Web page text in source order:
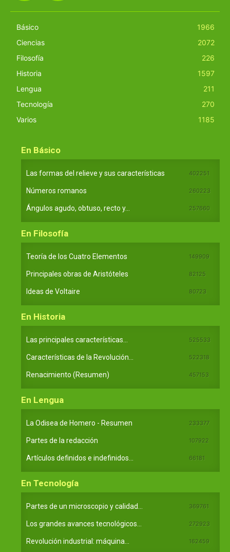
Básico
1966
Ciencias
2072
Filosofía
226
Historia
1597
Lengua
211
Tecnología
270
Varios
1185
En Básico
Las formas del relieve y sus características 402251
Números romanos 260223
Ángulos agudo, obtuso, recto y... 257660
En Filosofía
Teoría de los Cuatro Elementos 149909
Principales obras de Aristóteles 82125
Ideas de Voltaire 80723
En Historia
Las principales características... 525533
Características de la Revolución... 522318
Renacimiento (Resumen) 457153
En Lengua
La Odisea de Homero - Resumen 233377
Partes de la redacción 107922
Artículos definidos e indefinidos... 66181
En Tecnología
Partes de un microscopio y calidad... 369761
Los grandes avances tecnológicos... 272923
Revolución industrial: máquina... 162459